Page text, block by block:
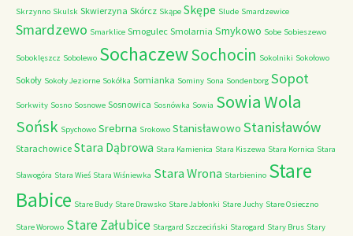
Skrzynno Skulsk Skwierzyna Skórcz Skąpe Skępe Slude Smardzewice
Smardzewo Smarklice Smogulec Smolarnia Smykowo Sobe Sobieszewo
Soboklęszcz Sobolewo SochaczewSochocin Sokolniki Sokołowo
Sokoły Sokoły Jeziorne Sokółka Somianka Sominy Sona Sondenborg Sopot
Sorkwity Sosno Sosnowe Sosnowica Sosnówka Sowia Sowia Wola
Sońsk Spychowo Srebrna Srokowo Stanisławowo Stanisławów
Starachowice Stara Dąbrowa Stara Kamienica Stara Kiszewa Stara Kornica Stara
Sławogóra Stara Wieś Stara Wiśniewka Stara Wrona Starbienino Stare
Babice Stare Budy Stare Drawsko Stare Jabłonki Stare Juchy Stare Osieczno
Stare Worowo Stare Załubice Stargard Szczeciński Starogard Stary Brus Stary